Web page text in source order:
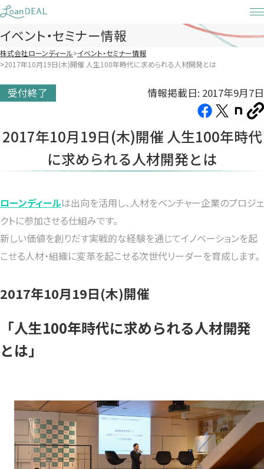
Skip
to
content
イベント・セミナー情報
株式会社ローンディール イベント・セミナー情報
2017年10月19日(木)開催 人生100年時代に求められる人材開発とは
受付終了
情報掲載日: 2017年9月7日
Facebook（新
い
タ
ブ
開
ま
X（新
い
タ
ブ
開
ま
す）
note（新
い
ブ
開
ま
す）
コ
ピ
2017年10月19日(木)開催 人生100年時代
に求められる人材開発とは
ローンディールは出向を活用し、人材をベンチャー企業のプロジェ
クトに参加させる仕組みです。
新しい価値を創りだす実戦的な経験を通じてイノベーションを起
こせる人材・組織に変革を起こせる次世代リーダーを育成します。
2017年10月19日(木)開催
「人生100年時代に求められる人材開発
とは」